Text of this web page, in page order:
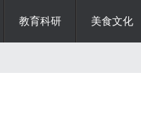
教育科研 美食文化